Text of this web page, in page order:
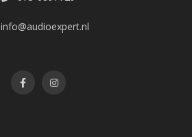
info@audioexpert.nl